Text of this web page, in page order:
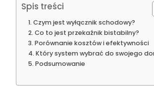
Spis treści
Czym jest wyłącznik schodowy?
Co to jest przekaźnik bistabilny?
Porównanie kosztów i efektywności
Który system wybrać do swojego
Podsumowanie